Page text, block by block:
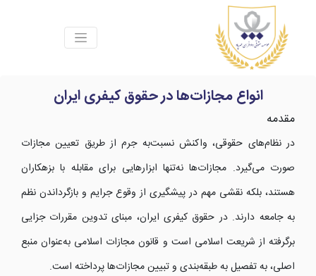
انواع مجازات‌ها در حقوق کیفری ایران
مقدمه
در نظام‌های حقوقی، واکنش نسبت‌به جرم از طریق تعیین مجازات
صورت می‌گیرد. مجازات‌ها نه‌تنها ابزارهایی برای مقابله با بزهکاران
هستند، بلکه نقشی مهم در پیشگیری از وقوع جرایم و بازگرداندن نظم
به جامعه دارند. در حقوق کیفری ایران، مبنای تدوین مقررات جزایی
برگرفته از شریعت اسلامی است و قانون مجازات اسلامی به‌عنوان منبع
اصلی، به تفصیل به طبقه‌بندی و تبیین مجازات‌ها پرداخته است.